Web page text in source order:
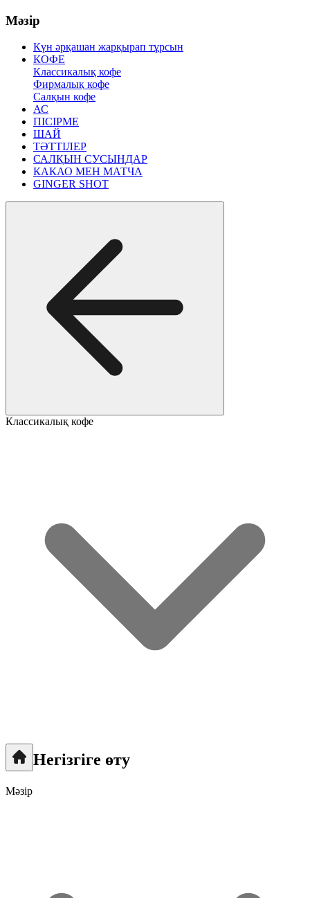
Мәзір
Күн әрқашан жарқырап тұрсын
КОФЕ
Классикалық кофе
Фирмалық кофе
Салқын кофе
АС
ПІСІРМЕ
ШАЙ
ТӘТТІЛЕР
САЛҚЫН СУСЫНДАР
КАКАО МЕН МАТЧА
GINGER SHOT
Классикалық кофе
Негізгіге өту
Мәзір